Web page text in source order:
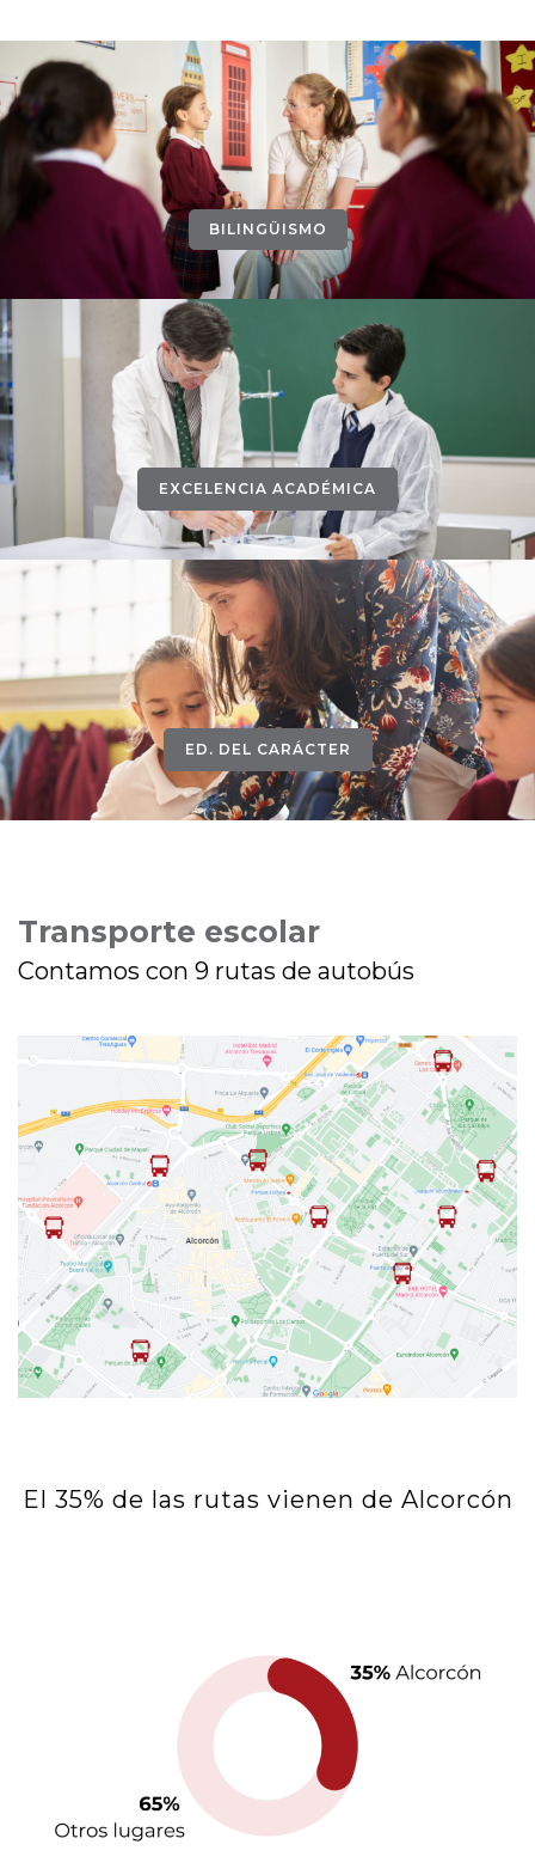
BILINGÜISMO
EXCELENCIA ACADÉMICA
ED. DEL CARÁCTER
Transporte escolar
Contamos con 9 rutas de autobús
El 35% de las rutas vienen de Alcorcón